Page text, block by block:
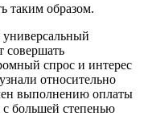
таким образом.
универсальный
совершать
спрос и интерес
относительно
выполнению оплаты
с большей степенью